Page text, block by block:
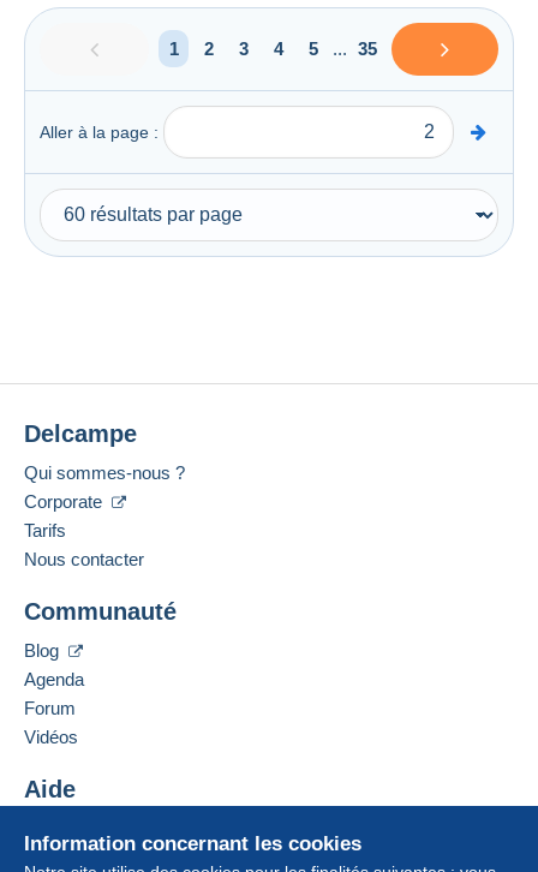
1 2 3 4 5 ... 35
Aller à la page :
Information concernant les cookies
Delcampe
Qui sommes-nous ?
Corporate
Tarifs
Nous contacter
Communauté
Blog
Agenda
Forum
Vidéos
Aide
Acheter sur Delcampe